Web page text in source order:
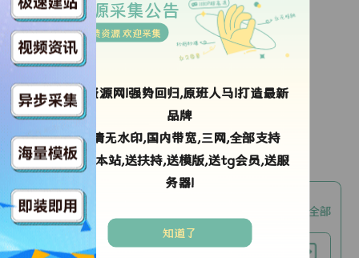
导演：未知
年代： 2026
中国大陆
语言：未知
更新时间：
剧情简介：
okm3u8【okm3u8】 复制全部
全集
资源采集公告
免费资源 欢迎采集
ok资源网!强势回归,原班人马!打造最新
品牌
高清无水印,国内带宽,三网,全部支持
采集本站,送扶持,送模版,送tg会员,送服
务器!
知道了